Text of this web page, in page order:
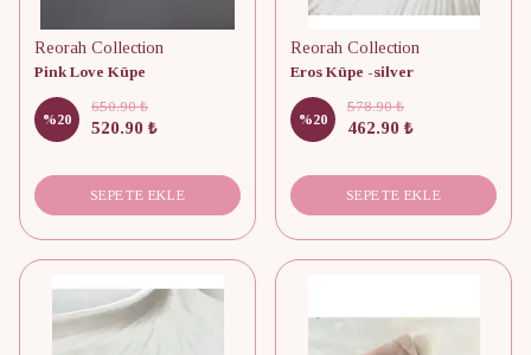
Reorah Collection
Pink Love Küpe
%20
650.90 ₺
520.90 ₺
SEPETE EKLE
Reorah Collection
Eros Küpe -silver
%20
578.90 ₺
462.90 ₺
SEPETE EKLE